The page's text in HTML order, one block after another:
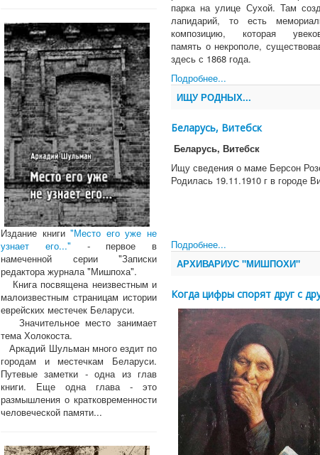
Издание книги"Место его уже не
узнает его..." - первое в
намеченной серии "Записки
редактора журнала "Мишпоха".
Книга посвящена неизвестным и
малоизвестным страницам истории
еврейских местечек Беларуси.
Значительное место занимает
тема Холокоста.
Аркадий Шульман много ездит по
городам и местечкам Беларуси.
Путевые заметки - одна из глав
книги. Еще одна глава - это
размышления о кратковременности
человеческой памяти...
парка на улице Сухой. Там
лапидарий, то есть
композицию, которая
память о некрополе,
здесь с 1868 года.
Подробнее...
ИЩУ РОДНЫХ...
Беларусь, Витебск
Беларусь, Витебск
Ищу сведения о маме Берсон
Родилась 19.11.1910 г в городе
Подробнее...
АРХИВАРИУС "МИШПОХИ"
Когда цифры спорят друг с